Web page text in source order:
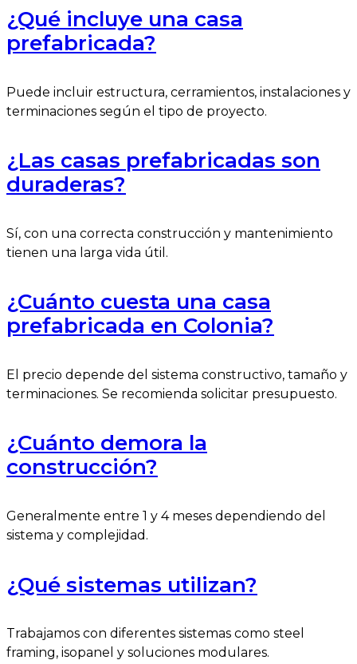
¿Qué incluye una casa
prefabricada?
Puede incluir estructura, cerramientos, instalaciones y
terminaciones según el tipo de proyecto.
¿Las casas prefabricadas son
duraderas?
Sí, con una correcta construcción y mantenimiento
tienen una larga vida útil.
¿Cuánto cuesta una casa
prefabricada en Colonia?
El precio depende del sistema constructivo, tamaño y
terminaciones. Se recomienda solicitar presupuesto.
¿Cuánto demora la
construcción?
Generalmente entre 1 y 4 meses dependiendo del
sistema y complejidad.
¿Qué sistemas utilizan?
Trabajamos con diferentes sistemas como steel
framing, isopanel y soluciones modulares.